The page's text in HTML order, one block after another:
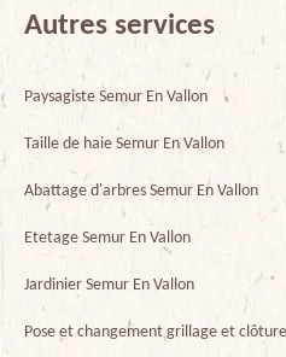
Autres services
Paysagiste Semur En Vallon
Taille de haie Semur En Vallon
Abattage d'arbres Semur En Vallon
Etetage Semur En Vallon
Jardinier Semur En Vallon
Pose et changement grillage et